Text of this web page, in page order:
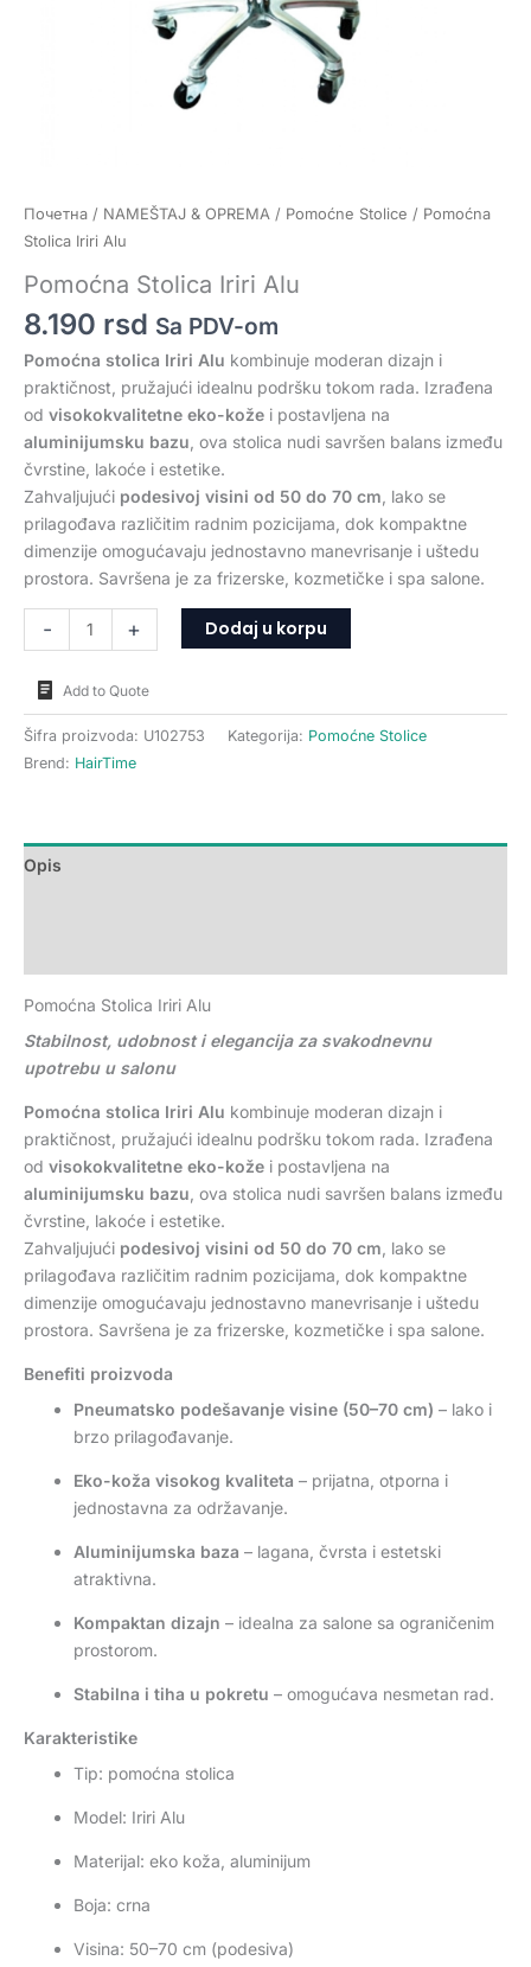
Почетна / NAMEŠTAJ & OPREMA / Pomoćne Stolice / Pomoćna
Stolica Iriri Alu
Pomoćna Stolica Iriri Alu
8.190 rsd Sa PDV-om
Pomoćna stolica Iriri Alu kombinuje moderan dizajn i
praktičnost, pružajući idealnu podršku tokom rada. Izrađena
od visokokvalitetne eko-kože i postavljena na
aluminijumsku bazu , ova stolica nudi savršen balans između
čvrstine, lakoće i estetike.
Zahvaljujući podesivoj visini od 50 do 70 cm , lako se
prilagođava različitim radnim pozicijama, dok kompaktne
dimenzije omogućavaju jednostavno manevrisanje i uštedu
prostora. Savršena je za frizerske, kozmetičke i spa salone.
- + Dodaj u korpu
Add to Quote
Šifra proizvoda: U102753 Kategorija: Pomoćne Stolice
Brend: HairTime
Opis
Pomoćna Stolica Iriri Alu
Stabilnost, udobnost i elegancija za svakodnevnu
upotrebu u salonu
Pomoćna stolica Iriri Alu kombinuje moderan dizajn i
praktičnost, pružajući idealnu podršku tokom rada. Izrađena
od visokokvalitetne eko-kože i postavljena na
aluminijumsku bazu , ova stolica nudi savršen balans između
čvrstine, lakoće i estetike.
Zahvaljujući podesivoj visini od 50 do 70 cm , lako se
prilagođava različitim radnim pozicijama, dok kompaktne
dimenzije omogućavaju jednostavno manevrisanje i uštedu
prostora. Savršena je za frizerske, kozmetičke i spa salone.
Benefiti proizvoda
Pneumatsko podešavanje visine (50–70 cm) – lako i
brzo prilagođavanje.
Eko-koža visokog kvaliteta – prijatna, otporna i
jednostavna za održavanje.
Aluminijumska baza – lagana, čvrsta i estetski
atraktivna.
Kompaktan dizajn – idealna za salone sa ograničenim
prostorom.
Stabilna i tiha u pokretu – omogućava nesmetan rad.
Karakteristike
Tip: pomoćna stolica
Model: Iriri Alu
Materijal: eko koža, aluminijum
Boja: crna
Visina: 50–70 cm (podesiva)